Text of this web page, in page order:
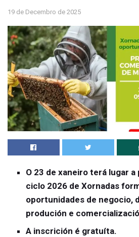
19 de Decembro de 2025
O 23 de xaneiro terá lugar
ciclo 2026 de Xornadas
oportunidades de negocio,
produción e
A inscrición é gratuíta.